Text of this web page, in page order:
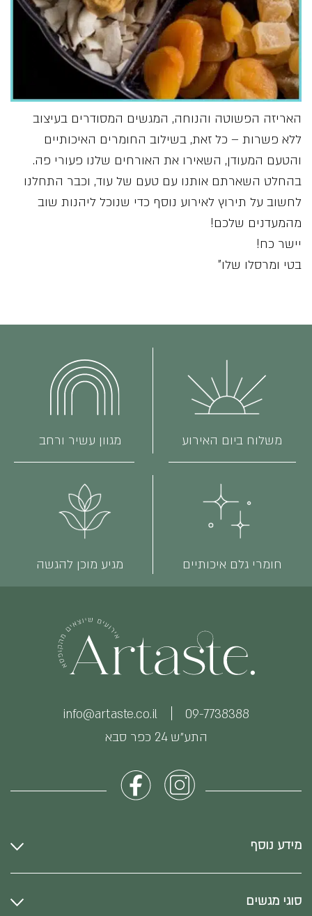
האריזה הפשוטה והנוחה, המגשים המסודרים בעיצוב
ללא פשרות – כל זאת, בשילוב החומרים האיכותיים
והטעם המעודן, השאירו את האורחים שלנו פעורי פה.
בהחלט השארתם אותנו עם טעם של עוד, וכבר התחלנו
לחשוב על תירוץ לאירוע נוסף כדי שנוכל ליהנות שוב
מהמעדנים שלכם!
יישר כח!
בטי ומרסלו שלו”
משלוח ביום האירוע מגוון עשיר ורחב
חומרי גלם איכותיים מגיע מוכן להגשה
התע״ש 24 כפר סבא
09-7738388
info@artaste.co.il
מידע נוסף
סוגי מגשים